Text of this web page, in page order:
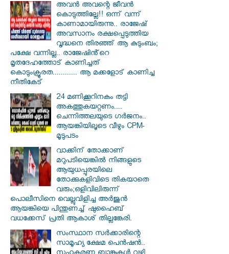
അവൻ അവന്റെ ജീവൻ
കൊടുത്തില്ലേ!! ഒന്ന് വന്ന്
കാണാമായിരുന്നു.. രാജേഷ്
അവസാനം രക്ഷപ്പെടുത്തിയ
വൃദ്ധനെ തിരഞ്ഞ് ആ കുടുംബം;
പക്ഷേ വന്നില്ല.. രാജേഷിൻ്റെ
മൃതദേഹത്തോട് കാണിച്ചത്
കൊടുംക്രൂരത............ ആ മക്കളോട് കാണിച്ച
നീതികേട്
24 മണിക്കൂറിനകം തട്ടി
അകത്തുകയറ്റണം....
ചെന്നിത്തലയുടെ ഗർജനം..
ആയങ്കിയിലൂടെ വീഴും CPM-
മൂടുപടം
വാക്കിന് തോക്കാണ്
മറുപടിയെങ്കിൽ നിങ്ങളുടെ
ആയുധപ്പുരയിലെ
തോക്കുകളിവിടെ തികയാതെ
വരും;ഒളിവിലിരുന്ന്
പൊലീസിനെ വെല്ലുവിളിച്ച അർജുൻ
ആയങ്കിയെ പിന്തുണച്ച് ഷുഹൈബ്
വധക്കേസ് പ്രതി ആകാശ് തില്ലങ്കേരി.
സംസ്ഥാന സർ‌ക്കാരിന്റെ
സാമൂഹ്യ ക്ഷേമ പെൻഷൻ..